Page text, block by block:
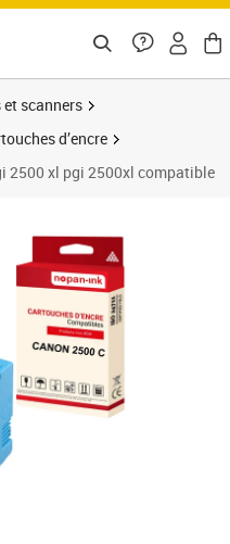
scanners
d’encre
2500 xl pgi 2500xl compatible